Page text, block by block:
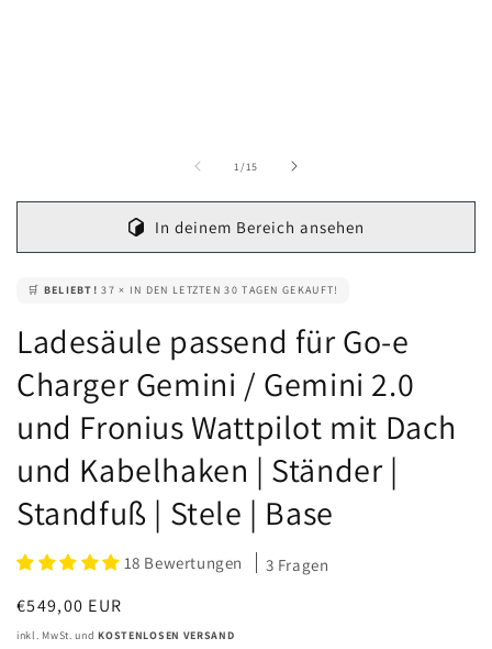
1 /von
15
In deinem Bereich ansehen
🛒 BELIEBT! 37 × IN DEN LETZTEN 30 TAGEN GEKAUFT!
Ladesäule passend für Go-e
Charger Gemini / Gemini 2.0
und Fronius Wattpilot mit Dach
und Kabelhaken | Ständer |
Standfuß | Stele | Base
18 Bewertungen 3 Fragen
Normaler
Preis
€549,00 EUR
inkl. MwSt. undKOSTENLOSEN VERSAND